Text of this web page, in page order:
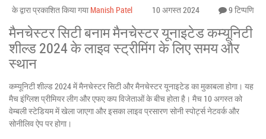
के द्वारा प्रकाशित किया गया Manish Patel 10 अगस्त 2024 9 टिप्पणि
मैनचेस्टर सिटी बनाम मैनचेस्टर यूनाइटेड कम्यूनिटी
शील्ड 2024 के लाइव स्ट्रीमिंग के लिए समय और
स्थान
कम्यूनिटी शील्ड 2024 में मैनचेस्टर सिटी और मैनचेस्टर यूनाइटेड का मुकाबला होगा। यह
मैच इंग्लिश प्रीमियर लीग और एफए कप विजेताओं के बीच होता है। मैच 10 अगस्त को
वेम्बली स्टेडियम में खेला जाएगा और इसका लाइव प्रसारण सोनी स्पोर्ट्स नेटवर्क और
सोनीलिव ऐप पर होगा।